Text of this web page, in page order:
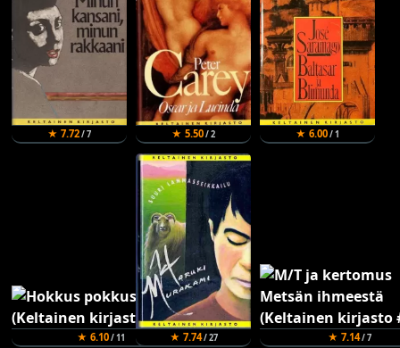
★ 7.72/ 7 ★ 5.50/ 2 ★ 6.00/ 1
★ 6.10/ 11 ★ 7.74/ 27 ★ 7.14/ 7